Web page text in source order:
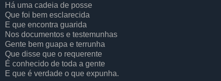
Há uma cadeia de posse
Que foi bem esclarecida
E que encontra guarida
Nos documentos e testemunhas
Gente bem guapa e terrunha
Que disse que o requerente
É conhecido de toda a gente
E que é verdade o que expunha.